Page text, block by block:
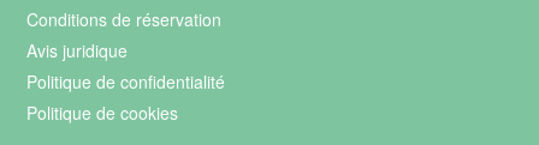
Conditions de réservation
Avis juridique
Politique de confidentialité
Politique de cookies